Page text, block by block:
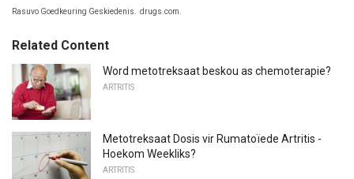
Rasuvo Goedkeuring Geskiedenis. drugs.com.
Related Content
Word metotreksaat beskou as chemoterapie?
ARTRITIS
Metotreksaat Dosis vir Rumatoïede Artritis -
Hoekom Weekliks?
ARTRITIS